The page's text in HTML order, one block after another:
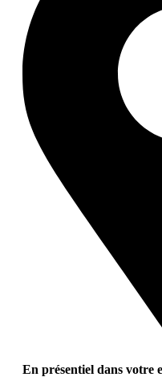
En présentiel dans votre